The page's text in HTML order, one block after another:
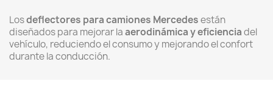
Losdeflectores para camiones Mercedesestán
diseñados para mejorar laaerodinámica y eficienciadel
vehículo, reduciendo el consumo y mejorando el confort
durante la conducción.